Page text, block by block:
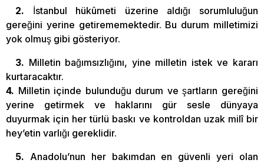
2. İstanbul hükûmeti üzerine aldığı sorumluluğun
gereğini yerine getirememektedir. Bu durum milletimizi
yok olmuş gibi gösteriyor.
3. Milletin bağımsızlığını, yine milletin istek ve kararı
kurtaracaktır.
4. Milletin içinde bulunduğu durum ve şartların gereğini
yerine getirmek ve haklarını gür sesle dünyaya
duyurmak için her türlü baskı ve kontroldan uzak milî bir
hey’etin varlığı gereklidir.
5. Anadolu’nun her bakımdan en güvenli yeri olan